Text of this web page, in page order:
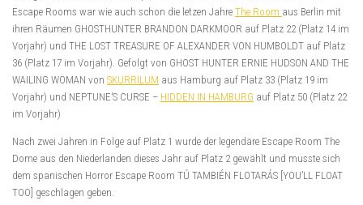
Escape Rooms war wie auch schon die letzen Jahre The Room aus Berlin mit
ihren Räumen GHOSTHUNTER BRANDON DARKMOOR auf Platz 22 (Platz 14 im
Vorjahr) und THE LOST TREASURE OF ALEXANDER VON HUMBOLDT auf Platz
36 (Platz 17 im Vorjahr). Gefolgt von GHOST HUNTER ERNIE HUDSON AND THE
WAILING WOMAN von SKURRILUM aus Hamburg auf Platz 33 (Platz 19 im
Vorjahr) und NEPTUNE’S CURSE – HIDDEN IN HAMBURG auf Platz 50 (Platz 22
im Vorjahr)
Nach zwei Jahren in Folge auf Platz 1 wurde der legendäre Escape Room The
Dome aus den Niederlanden dieses Jahr auf Platz 2 gewählt und musste sich
dem spanischen Horror Escape Room TÚ TAMBIÉN FLOTARÁS [YOU’LL FLOAT
TOO] geschlagen geben.